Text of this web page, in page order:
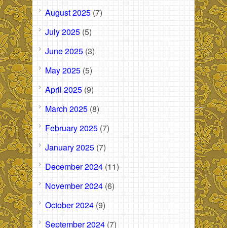
August 2025 (7)
July 2025 (5)
June 2025 (3)
May 2025 (5)
April 2025 (9)
March 2025 (8)
February 2025 (7)
January 2025 (7)
December 2024 (11)
November 2024 (6)
October 2024 (9)
September 2024 (7)